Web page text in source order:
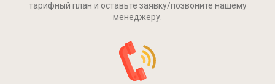
тарифный план и оставьте заявку/позвоните нашему
менеджеру.